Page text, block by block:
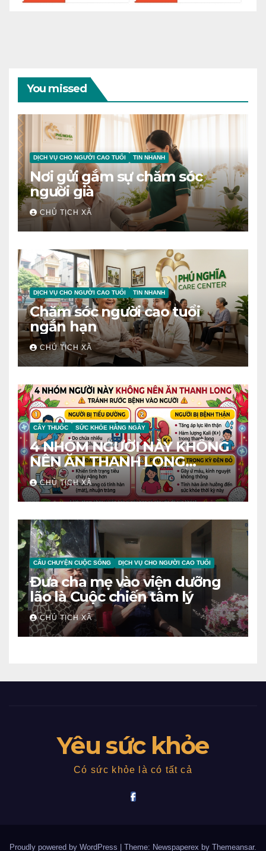
You missed
DỊCH VỤ CHO NGƯỜI CAO TUỔI TIN NHANH
Nơi gửi gắm sự chăm sóc
người già
CHỦ TỊCH XÃ
DỊCH VỤ CHO NGƯỜI CAO TUỔI TIN NHANH
Chăm sóc người cao tuổi
ngắn hạn
CHỦ TỊCH XÃ
CÂY THUỐC SỨC KHỎE HÀNG NGÀY
4 NHÓM NGƯỜI NÀY KHÔNG
NÊN ĂN THANH LONG
TRÁNH RƯỚC BỆNH VÀO
NGƯỜI
CHỦ TỊCH XÃ
CÂU CHUYỆN CUỘC SỐNG DỊCH VỤ CHO NGƯỜI CAO TUỔI
Đưa cha mẹ vào viện dưỡng
lão là Cuộc chiến tâm lý
CHỦ TỊCH XÃ
Yêu sức khỏe
Có sức khỏe là có tất cả
Proudly powered by WordPress Theme: Newspaperex by Themeansar.